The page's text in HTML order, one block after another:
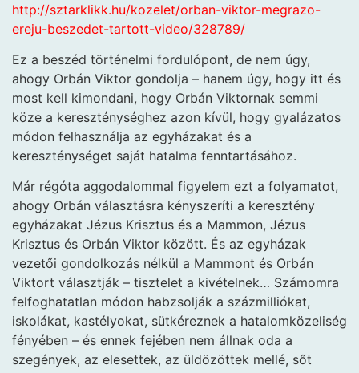
http://sztarklikk.hu/kozelet/orban-viktor-megrazo-
ereju-beszedet-tartott-video/328789/
Ez a beszéd történelmi fordulópont, de nem úgy,
ahogy Orbán Viktor gondolja – hanem úgy, hogy itt és
most kell kimondani, hogy Orbán Viktornak semmi
köze a kereszténységhez azon kívül, hogy gyalázatos
módon felhasználja az egyházakat és a
kereszténységet saját hatalma fenntartásához.
Már régóta aggodalommal figyelem ezt a folyamatot,
ahogy Orbán választásra kényszeríti a keresztény
egyházakat Jézus Krisztus és a Mammon, Jézus
Krisztus és Orbán Viktor között. És az egyházak
vezetői gondolkozás nélkül a Mammont és Orbán
Viktort választják – tisztelet a kivételnek… Számomra
felfoghatatlan módon habzsolják a százmilliókat,
iskolákat, kastélyokat, sütkéreznek a hatalomközeliség
fényében – és ennek fejében nem állnak oda a
szegények, az elesettek, az üldözöttek mellé, sőt